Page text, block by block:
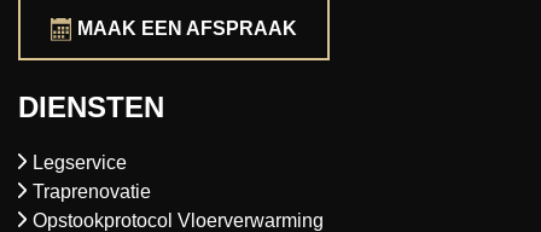
MAAK EEN AFSPRAAK
DIENSTEN
Legservice
Traprenovatie
Opstookprotocol Vloerverwarming